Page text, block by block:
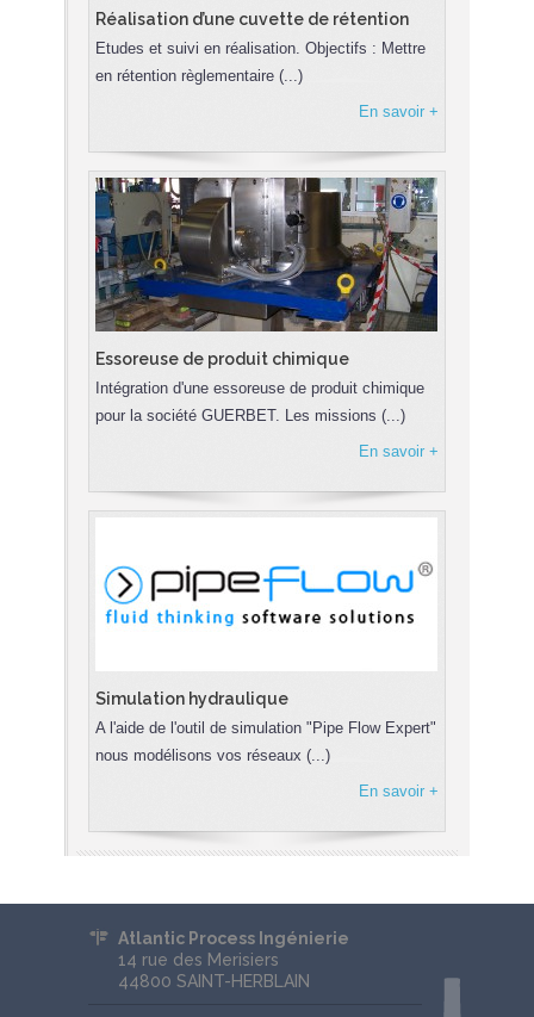
Réalisation d’une cuvette de rétention
Etudes et suivi en réalisation. Objectifs : Mettre
en rétention règlementaire (...)
En savoir +
Essoreuse de produit chimique
Intégration d'une essoreuse de produit chimique
pour la société GUERBET. Les missions (...)
En savoir +
Simulation hydraulique
A l'aide de l'outil de simulation "Pipe Flow Expert"
nous modélisons vos réseaux (...)
En savoir +
Atlantic Process Ingénierie
14 rue des Merisiers
44800 SAINT-HERBLAIN